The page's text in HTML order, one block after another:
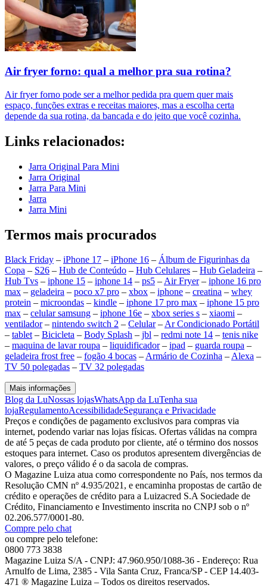
Air fryer forno: qual a melhor pra sua rotina?
Air fryer forno pode ser a melhor pedida pra quem quer mais
espaço, funções extras e receitas maiores, mas a escolha certa
depende da sua rotina, da bancada e do jeito que você cozinha.
Links relacionados:
Jarra Original Para Mini
Jarra Original
Jarra Para Mini
Jarra
Jarra Mini
Termos mais procurados
Black Friday – iPhone 17 – iPhone 16 – Álbum de Figurinhas da
Copa – S26 – Hub de Conteúdo – Hub Celulares – Hub Geladeira –
Hub Tvs – iphone 15 – iphone 14 – ps5 –Air Fryer– iphone 16 pro
max – geladeira – poco x7 pro – xbox – iphone – creatina – whey
protein – microondas – kindle – iphone 17 pro max – iphone 15 pro
max – celular samsung – iphone 16e – xbox series s – xiaomi –
ventilador– nintendo switch 2 – Celular–Ar Condicionado Portátil
– tablet– Bicicleta – Body Splash – jbl – redmi note 14 – tenis nike
– maquina de lavar roupa – liquidificador– ipad – guarda roupa –
geladeira frost free – fogão 4 bocas –Armário de Cozinha –Alexa –
TV 50 polegadas – TV 32 polegadas
Mais informações
Blog da LuNossas lojasWhatsApp da LuTenha sua
lojaRegulamentoAcessibilidadeSegurança e Privacidade
Preços e condições de pagamento exclusivos para compras via
internet, podendo variar nas lojas físicas. Ofertas válidas na compra
de até 5 peças de cada produto por cliente, até o término dos nossos
estoques para internet. Caso os produtos apresentem divergências de
valores, o preço válido é o da sacola de compras.
O Magazine Luiza atua como correspondente no País, nos termos da
Resolução CMN nº 4.935/2021, e encaminha propostas de cartão de
crédito e operações de crédito para a Luizacred S.A Sociedade de
Crédito, Financiamento e Investimento inscrita no CNPJ sob o nº
02.206.577/0001-80.
Compre pelo chat
ou compre pelo telefone:
0800 773 3838
Magazine Luiza S/A - CNPJ: 47.960.950/1088-36 - Endereço: Rua
Arnulfo de Lima, 2385 - Vila Santa Cruz, Franca/SP - CEP 14.403-
471 ® Magazine Luiza – Todos os direitos reservados.